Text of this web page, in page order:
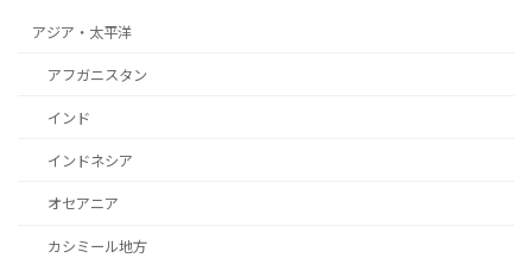
アジア・太平洋
アフガニスタン
インド
インドネシア
オセアニア
カシミール地方